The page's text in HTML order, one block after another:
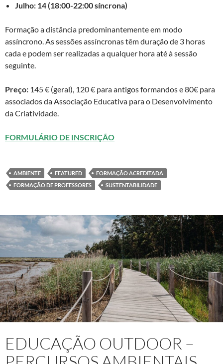
Julho: 14 (18:00-22:00 síncrona)
Formação a distância predominantemente em modo
assíncrono. As sessões assíncronas têm duração de 3 horas
cada e podem ser realizadas a qualquer hora até à sessão
seguinte.
Preço: 145 € (geral), 120 € para antigos formandos e 80€ para
associados da Associação Educativa para o Desenvolvimento
da Criatividade.
FORMULÁRIO DE INSCRIÇÃO
AMBIENTE FEATURED
FORMAÇÃO ACREDITADA
FORMAÇÃO DE PROFESSORES
SUSTENTABILIDADE
EDUCAÇÃO OUTDOOR –